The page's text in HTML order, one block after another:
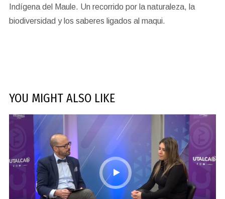
Indígena del Maule. Un recorrido por la naturaleza, la
biodiversidad y los saberes ligados al maqui.
YOU MIGHT ALSO LIKE